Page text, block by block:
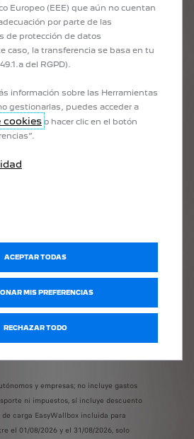
ACTIVE
equipado que incorpora un interior
los profesionales con confort, eficiencia y
PARTNER ACTIVE
y empresas; no incluye gastos
ni impuestos, sí incluye descuento
carga EasyWallbox incluida para
el 01/08/2026 y el 31/08/2026, solo
Europeo (EEE) que aún no cuentan
por parte de las
de protección de datos
caso, la transferencia se basa en tu
del RGPD).
información sobre las Herramientas
gestionarlas, puedes acceder a
cookies o hacer clic en el botón
MIS PREFERENCIAS
ACEPTAR TODAS
RECHAZAR TODO